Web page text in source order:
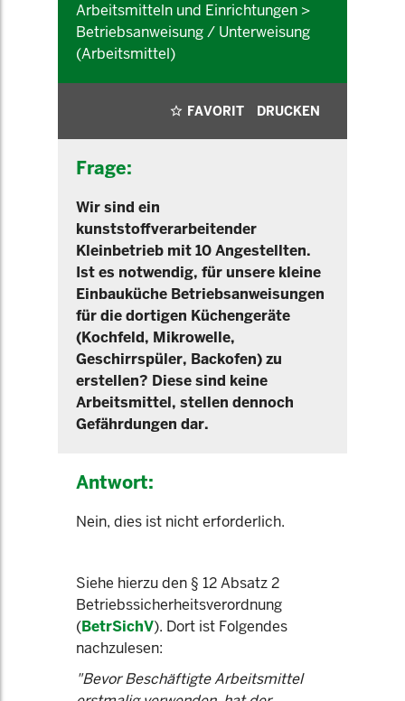
Arbeitsmitteln und Einrichtungen >
Betriebsanweisung / Unterweisung
(Arbeitsmittel)
FAVORIT DRUCKEN
Frage:
Wir sind ein
kunststoffverarbeitender
Kleinbetrieb mit 10 Angestellten.
Ist es notwendig, für unsere kleine
Einbauküche Betriebsanweisungen
für die dortigen Küchengeräte
(Kochfeld, Mikrowelle,
Geschirrspüler, Backofen) zu
erstellen? Diese sind keine
Arbeitsmittel, stellen dennoch
Gefährdungen dar.
Antwort:
Nein, dies ist nicht erforderlich.
Siehe hierzu den § 12 Absatz 2
Betriebssicherheitsverordnung
(BetrSichV). Dort ist Folgendes
nachzulesen:
"Bevor Beschäftigte Arbeitsmittel